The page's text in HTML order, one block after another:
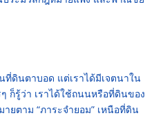
ที่ดินตาบอด แต่เราได้มีเจตนาใน
ก็รู้ว่า เราได้ใช้ถนนหรือที่ดินของ
ยตาม “ภาระจำยอม” เหนือที่ดิน